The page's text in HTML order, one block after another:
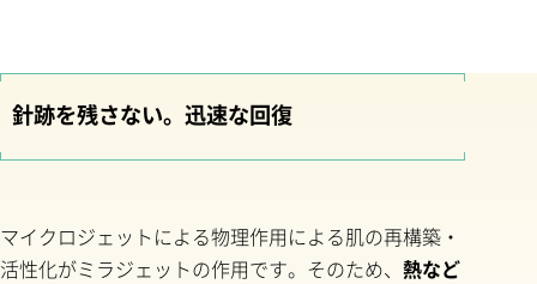
針跡を残さない。迅速な回復
マイクロジェットによる物理作用による肌の再構築・
活性化がミラジェットの作用です。そのため、 熱など